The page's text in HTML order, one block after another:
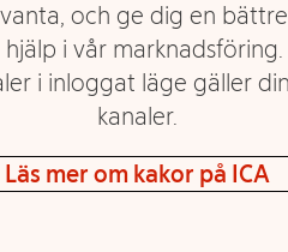
nikotin,
och ge dig en
i vår
i inloggat läge gäller
kanaler.
Läs mer om kakor på ICA